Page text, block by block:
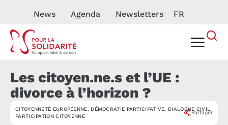
News Agenda Newsletters FR
Les citoyen.ne.s et l’UE :
divorce à l’horizon ?
EVÉNEMENT
CITOYENNETÉ EUROPÉENNE, DÉMOCRATIE PARTICIPATIVE, DIALOGUE CIVIL ,
PARTICIPATION CITOYENNE
Partager